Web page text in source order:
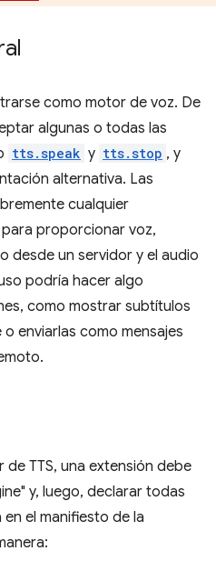
como motor de voz. De
algunas o todas las
tts.speak y tts.stop , y
alternativa. Las
cualquier
proporcionar voz,
desde un servidor y el audio
podría hacer algo
como mostrar subtítulos
enviarlas como mensajes
TTS, una extensión debe
y, luego, declarar todas
el manifiesto de la